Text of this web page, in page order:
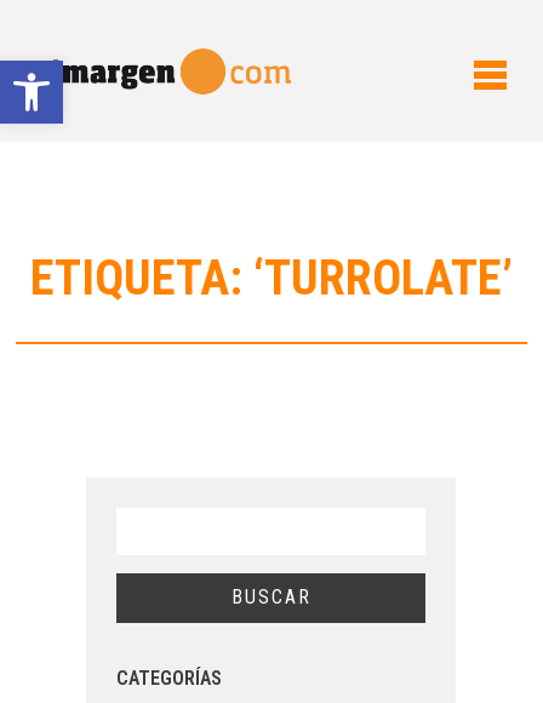
Abrir barra de herramientas
ETIQUETA: ‘TURROLATE’
CATEGORÍAS